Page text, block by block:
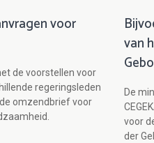
voor
de voorstellen voor
regeringsleden
omzendbrief voor
van
De
voor
der